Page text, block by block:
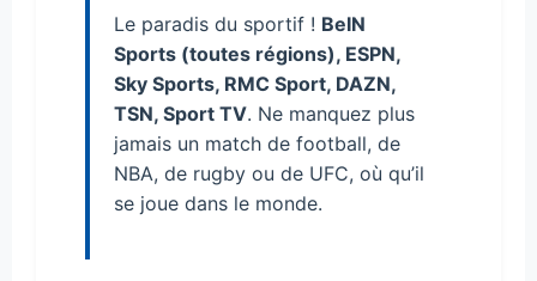
Le paradis du sportif ! BeIN
Sports (toutes régions), ESPN,
Sky Sports, RMC Sport, DAZN,
TSN, Sport TV. Ne manquez plus
jamais un match de football, de
NBA, de rugby ou de UFC, où qu’il
se joue dans le monde.